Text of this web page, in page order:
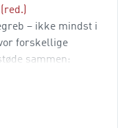
(red.)
– ikke mindst i
forskellige
sammen: